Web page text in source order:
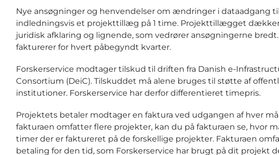
Nye ansøgninger og henvendelser om ændringer i dataadgang
indledningsvis et projekttillæg på 1 time. Projekttillægget
juridisk afklaring og lignende, som vedrører ansøgningerne bredt.
fakturerer for hvert påbegyndt kvarter.
Forskerservice modtager tilskud til driften fra Danish e-
Consortium (DeiC). Tilskuddet må alene bruges til støtte af
institutioner. Forskerservice har derfor differentieret timepris.
Projektets betaler modtager en faktura ved udgangen af hver
fakturaen omfatter flere projekter, kan du på fakturaen se, hvor
timer der er faktureret på de forskellige projekter. Fakturaen
betaling for den tid, som Forskerservice har brugt på dit projekt